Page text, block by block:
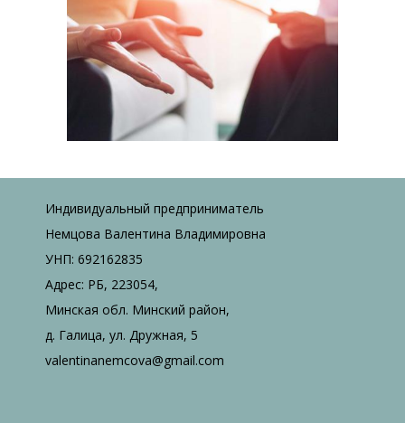
Индивидуальный предприниматель
Немцова Валентина Владимировна
УНП: 692162835
Адрес: РБ, 223054,
Минская обл. Минский район,
д. Галица, ул. Дружная, 5
valentinanemcova@gmail.com